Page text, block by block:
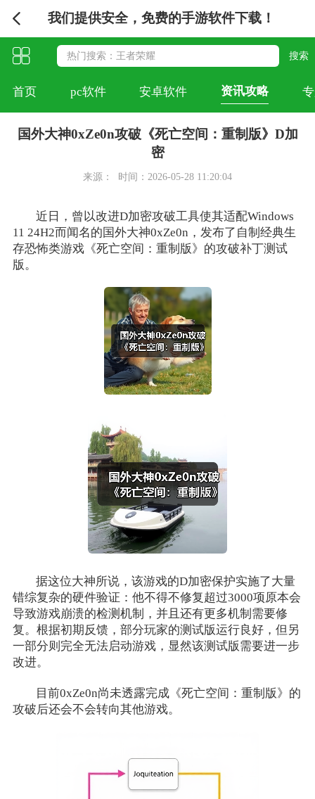
我们提供安全，免费的手游软件下载！
首页 pc软件 安卓软件 资讯攻略
国外大神0xZe0n攻破《死亡空间：重制版》D加
密
来源： 时间：2026-05-28 11:20:04
近日，曾以改进D加密攻破工具使其适配Windows
11 24H2而闻名的国外大神0xZe0n，发布了自制经典生
存恐怖类游戏《死亡空间：重制版》的攻破补丁测试
版。
据这位大神所说，该游戏的D加密保护实施了大量
错综复杂的硬件验证：他不得不修复超过3000项原本会
导致游戏崩溃的检测机制，并且还有更多机制需要修
复。根据初期反馈，部分玩家的测试版运行良好，但另
一部分则完全无法启动游戏，显然该测试版需要进一步
改进。
目前0xZe0n尚未透露完成《死亡空间：重制版》的
攻破后还会不会转向其他游戏。